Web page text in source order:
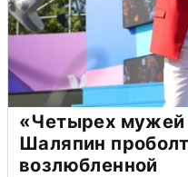
«Четырех мужей
Шаляпин
возлюбленной